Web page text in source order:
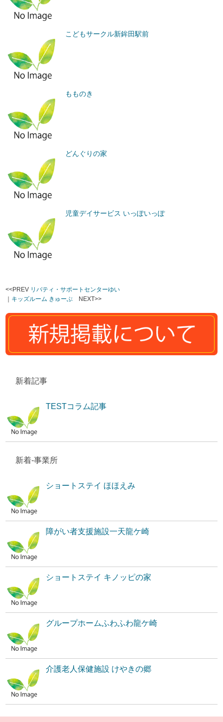
こどもサークル新鉾田駅前
もものき
どんぐりの家
児童デイサービス いっぽいっぽ
<<PREV リバティ・サポートセンターゆい
｜ キッズルーム きゅーぶ NEXT>>
新着記事
TESTコラム記事
新着-事業所
ショートステイ ほほえみ
障がい者支援施設一天龍ケ崎
ショートステイ キノッピの家
グループホームふわふわ龍ケ崎
介護老人保健施設 けやきの郷